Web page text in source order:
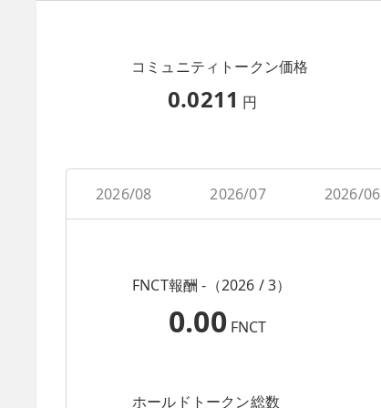
コミュニティトークン価格
0.0211 円
2026/08 2026/07 2026/06
FNCT報酬 -（2026 / 3）
0.00 FNCT
ホールドトークン総数